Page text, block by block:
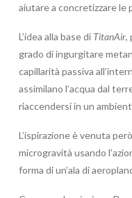
aiutare a concretizzare
L’idea alla base di TitanAir,
grado di ingurgitare
capillarità passiva
assimilano l’acqua dal
riaccendersi in un
L’ispirazione è venuta
microgravità usando
forma di un’ala di